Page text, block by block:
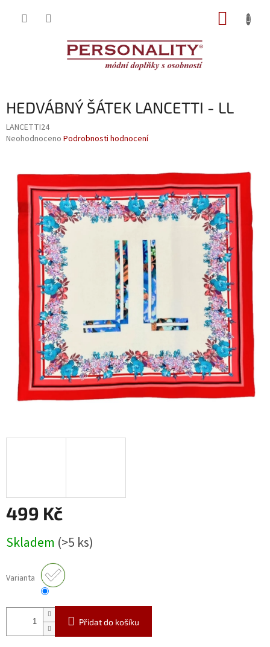
HEDVÁBNÝ ŠÁTEK LANCETTI - LL
LANCETTI24
Průměrné
hvězdiček.
Neohodnoceno Podrobnosti hodnocení
499 Kč
cena:
Skladem (>5 ks)
Varianta
Přidat do košíku